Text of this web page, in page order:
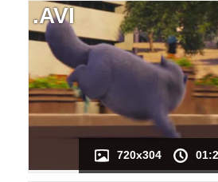
NÁHLED VIDEA
NENÍ K
720x304
.AVI